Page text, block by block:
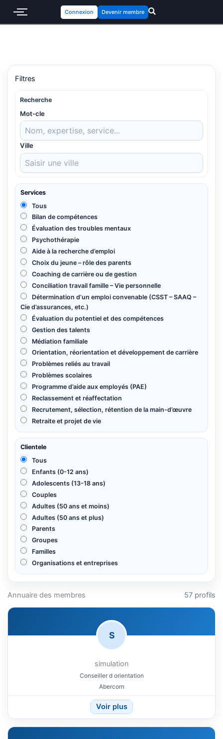
Connexion Devenir membre
Filtres
Recherche
Mot-cle
Ville
Services
Tous
Bilan de compétences
Évaluation des troubles mentaux
Psychothérapie
Aide à la recherche d’emploi
Choix du jeune – rôle des parents
Coaching de carrière ou de gestion
Conciliation travail famille – Vie personnelle
Détermination d’un emploi convenable (CSST – SAAQ –
Cie d’assurances, etc.)
Évaluation du potentiel et des compétences
Gestion des talents
Médiation familiale
Orientation, réorientation et développement de carrière
Problèmes reliés au travail
Problèmes scolaires
Programme d’aide aux employés (PAE)
Reclassement et réaffectation
Recrutement, sélection, rétention de la main-d’œuvre
Retraite et projet de vie
Clientele
Tous
Enfants (0-12 ans)
Adolescents (13-18 ans)
Couples
Adultes (50 ans et moins)
Adultes (50 ans et plus)
Parents
Groupes
Familles
Organisations et entreprises
Annuaire des membres 57 profils
S
simulation
Conseiller d orientation
Abercorn
Voir plus